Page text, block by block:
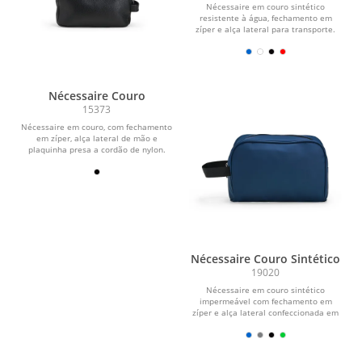
Nécessaire Couro
15373
Nécessaire em couro, com fechamento
em zíper, alça lateral de mão e
plaquinha presa a cordão de nylon.
Nécessaire em couro sintético
resistente à água, fechamento em
zíper e alça lateral para transporte.
Nécessaire Couro Sintético
19020
Nécessaire em couro sintético
impermeável com fechamento em
zíper e alça lateral confeccionada em